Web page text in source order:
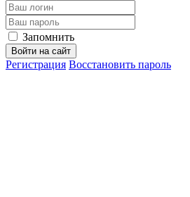
Запомнить
Войти на сайт
Регистрация Восстановить пароль